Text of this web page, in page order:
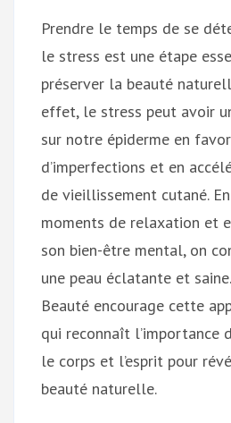
Prendre le temps de se
le stress est une étape
préserver la beauté
effet, le stress peut avoir
sur notre épiderme en
d’imperfections et en
de vieillissement cutané.
moments de relaxation et
son bien-être mental, on
une peau éclatante et
Beauté encourage cette
qui reconnaît l’importance
le corps et l’esprit pour
beauté naturelle.